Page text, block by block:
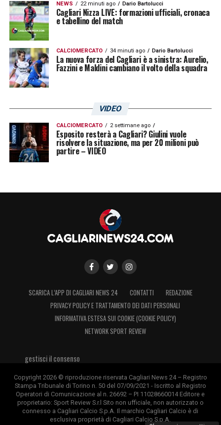
NEWS 22 minuti ago Dario Bartolucci
Cagliari Nizza LIVE: formazioni ufficiali, cronaca
e tabellino del match
CALCIOMERCATO 34 minuti ago Dario Bartolucci
La nuova forza del Cagliari è a sinistra: Aurelio,
Fazzini e Maldini cambiano il volto della squadra
VIDEO
CALCIOMERCATO 2 settimane ago
Esposito resterà a Cagliari? Giulini vuole
risolvere la situazione, ma per 20 milioni può
partire – VIDEO
SCARICA L’APP DI CAGLIARI NEWS 24 CONTATTI
REDAZIONE
PRIVACY POLICY E TRATTAMENTO DEI DATI PERSONALI
INFORMATIVA ESTESA SUI COOKIE (COOKIE POLICY)
NETWORK SPORT REVIEW
gestisci il consenso
Copyright 2026 © riproduzione riservata Cagliari News 24 – Registro
Stampa Tribunale di Torino n. 50 del 07/09/2021 - Iscritto al Registro
Operatori di Comunicazione al n. 26692 – PI 11028660014 Editore e
proprietario: Sport Review S.r.l Sito non ufficiale, non autorizzato o
connesso a Cagliari Calcio S.p.A. Il marchio Cagliari Calcio è di
esclusiva proprietà di Cagliari Calcio S.p.A.